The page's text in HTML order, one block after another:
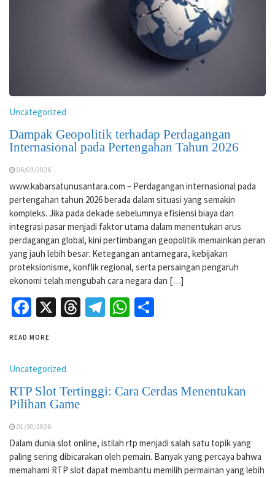
Uncategorized
Dampak Geopolitik terhadap Perdagangan
Internasional pada Pertengahan Tahun 2026
06/03/2026
www.kabarsatunusantara.com – Perdagangan internasional pada
pertengahan tahun 2026 berada dalam situasi yang semakin
kompleks. Jika pada dekade sebelumnya efisiensi biaya dan
integrasi pasar menjadi faktor utama dalam menentukan arus
perdagangan global, kini pertimbangan geopolitik memainkan peran
yang jauh lebih besar. Ketegangan antarnegara, kebijakan
proteksionisme, konflik regional, serta persaingan pengaruh
ekonomi telah mengubah cara negara dan […]
Facebook
X Threads
Telegram
WhatsApp
READ MORE
Uncategorized
RTP Slot Tertinggi: Cara Cerdas Menentukan
Pilihan Game
01/30/2026
Dalam dunia slot online, istilah rtp menjadi salah satu topik yang
paling sering dibicarakan oleh pemain. Banyak yang percaya bahwa
memahami RTP slot dapat membantu memilih permainan yang lebih